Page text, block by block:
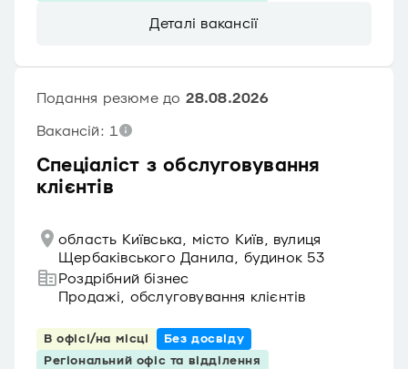
Деталі вакансії
Спеціаліст з обслуговування
клієнтів
Подання резюме до 28.08.2026
Вакансій: 1
область Київська, місто Київ, вулиця
Щербаківського Данила, будинок 53
Роздрібний бізнес
Продажі, обслуговування клієнтів
В офісі/на місці
Без досвіду
Регіональний офіс та відділення